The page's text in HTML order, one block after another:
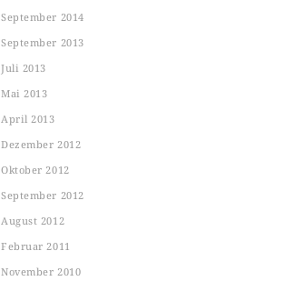
September 2014
September 2013
Juli 2013
Mai 2013
April 2013
Dezember 2012
Oktober 2012
September 2012
August 2012
Februar 2011
November 2010